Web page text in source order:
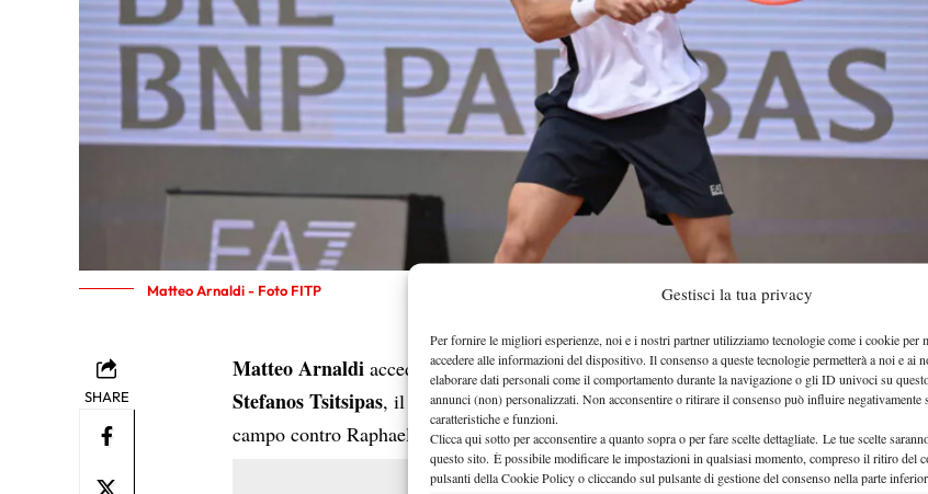
Gestisci la tua privacy
Per fornire le migliori esperienze, noi e i nostri partner utilizziamo tecnologie come i cookie per
accedere alle informazioni del dispositivo. Il consenso a queste tecnologie permetterà a noi e ai
elaborare dati personali come il comportamento durante la navigazione o gli ID univoci su
annunci (non) personalizzati. Non acconsentire o ritirare il consenso può influire negativamente
caratteristiche e funzioni.
Clicca qui sotto per acconsentire a quanto sopra o per fare scelte dettagliate. Le tue scelte
questo sito. È possibile modificare le impostazioni in qualsiasi momento, compreso il ritiro del
pulsanti della Cookie Policy o cliccando sul pulsante di gestione del consenso nella parte
Matteo Arnaldi - Foto FITP
SHARE
Matteo Arnaldiaccede al terzo turno delRoland Garros 2026. Con la vittoria su
Stefanos Tsitsipas, il sanremese prosegue il suo cammino a Parigi e tornerà in
campo contro Raphael Collignon.